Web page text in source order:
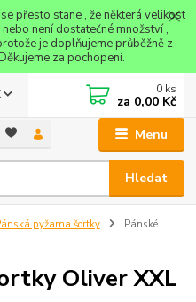
přesto stane , že některá velikost
není dostatečné množství ,
je doplňujeme průběžně z
za pochopení.
Menu
Hledat
0 ks
za 0,00 Kč
pyžama šortky
Pánské
Oliver XXL